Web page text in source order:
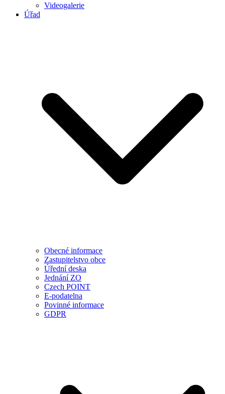
Videogalerie
Úřad
Obecné informace
Zastupitelstvo obce
Úřední deska
Jednání ZO
Czech POINT
E-podatelna
Povinné informace
GDPR